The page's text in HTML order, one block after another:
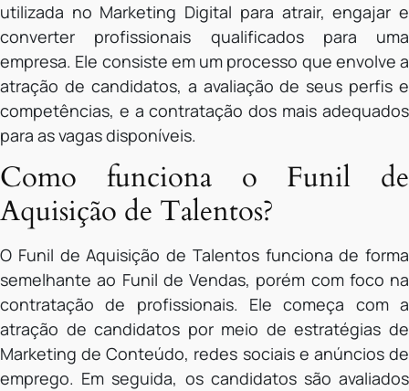
utilizada no Marketing Digital para atrair, engajar e
converter profissionais qualificados para uma
empresa. Ele consiste em um processo que envolve a
atração de candidatos, a avaliação de seus perfis e
competências, e a contratação dos mais adequados
para as vagas disponíveis.
Como funciona o Funil de
Aquisição de Talentos?
O Funil de Aquisição de Talentos funciona de forma
semelhante ao Funil de Vendas, porém com foco na
contratação de profissionais. Ele começa com a
atração de candidatos por meio de estratégias de
Marketing de Conteúdo, redes sociais e anúncios de
emprego. Em seguida, os candidatos são avaliados